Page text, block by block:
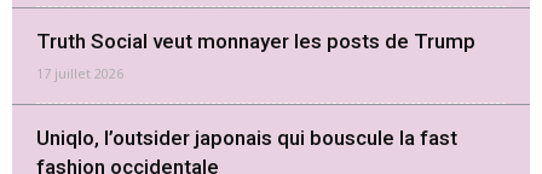
Truth Social veut monnayer les posts de Trump
17 juillet 2026
Uniqlo, l’outsider japonais qui bouscule la fast
fashion occidentale